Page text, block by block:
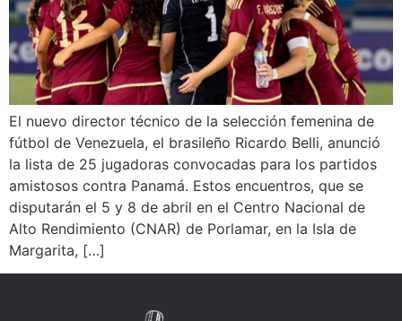
El nuevo director técnico de la selección femenina de
fútbol de Venezuela, el brasileño Ricardo Belli, anunció
la lista de 25 jugadoras convocadas para los partidos
amistosos contra Panamá. Estos encuentros, que se
disputarán el 5 y 8 de abril en el Centro Nacional de
Alto Rendimiento (CNAR) de Porlamar, en la Isla de
Margarita, […]